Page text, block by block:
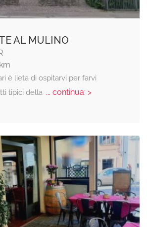
AL MULINO
è lieta di ospitarvi per farvi
tipici della ... continua: >